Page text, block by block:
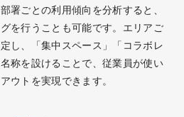
署ごとの利用傾向を分析すると、
を行うことも可能です。エリアご
し、「集中スペース」「コラボレ
称を設けることで、従業員が使い
ウトを実現できます。